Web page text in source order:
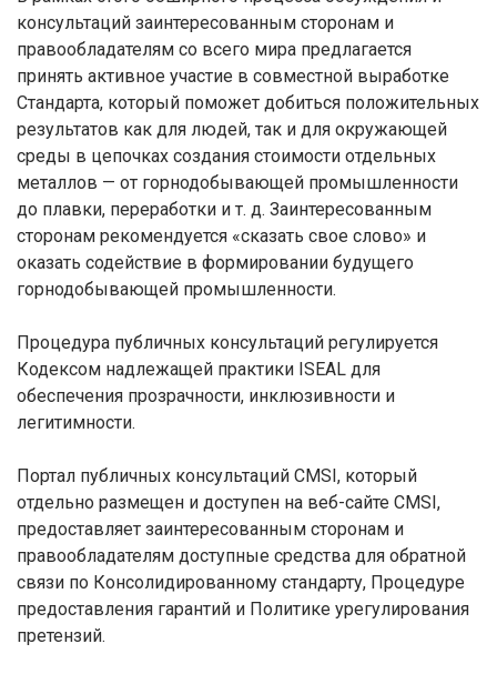
консультаций заинтересованным сторонам и
правообладателям со всего мира предлагается
принять активное участие в совместной выработке
Стандарта, который поможет добиться положительных
результатов как для людей, так и для окружающей
среды в цепочках создания стоимости отдельных
металлов — от горнодобывающей промышленности
до плавки, переработки и т. д. Заинтересованным
сторонам рекомендуется «сказать свое слово» и
оказать содействие в формировании будущего
горнодобывающей промышленности.
Процедура публичных консультаций регулируется
Кодексом надлежащей практики ISEAL для
обеспечения прозрачности, инклюзивности и
легитимности.
Портал публичных консультаций CMSI, который
отдельно размещен и доступен на веб-сайте CMSI,
предоставляет заинтересованным сторонам и
правообладателям доступные средства для обратной
связи по Консолидированному стандарту, Процедуре
предоставления гарантий и Политике урегулирования
претензий.